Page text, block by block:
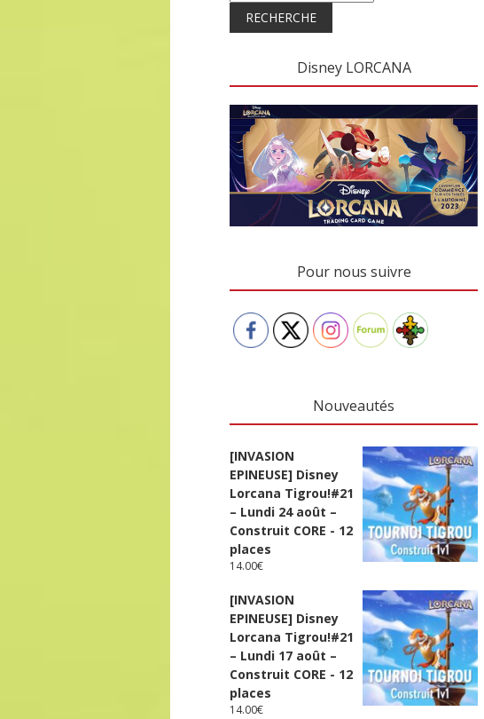
RECHERCHE
Disney LORCANA
Pour nous suivre
Nouveautés
[INVASION
EPINEUSE] Disney
Lorcana Tigrou!#21
– Lundi 24 août –
Construit CORE - 12
places
14.00€
[INVASION
EPINEUSE] Disney
Lorcana Tigrou!#21
– Lundi 17 août –
Construit CORE - 12
places
14.00€